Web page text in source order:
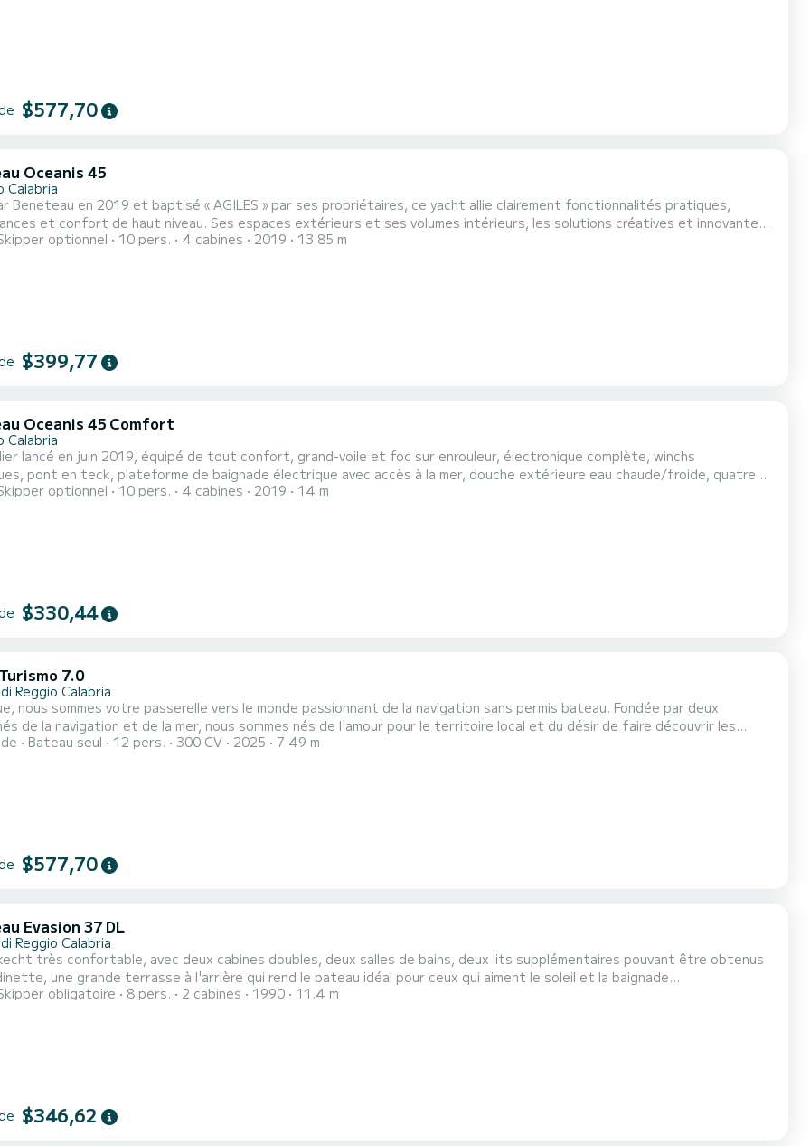
$577,70
Oceanis 45
Calabria
Beneteau en 2019 et baptisé « AGILES » par ses propriétaires, ce yacht allie clairement fonctionnalités pratiques,
et confort de haut niveau. Ses espaces extérieurs et ses volumes intérieurs, les solutions créatives et innovantes
adoptées pour le rendre plus confortable et plus facile à conduire, font de ce bateau l'un des navires les plus
optionnel 10 pers. 4 cabines 2019 13.85 m
$399,77
Oceanis 45 Comfort
Calabria
lancé en juin 2019, équipé de tout confort, grand-voile et foc sur enrouleur, électronique complète, winchs
pont en teck, plateforme de baignade électrique avec accès à la mer, douche extérieure eau chaude/froide, quatre
deux grandes salles de bains avec douche et WC électriques, cuisine avec four, micro-ondes....
optionnel 10 pers. 4 cabines 2019 14 m
$330,44
7.0
Reggio Calabria
nous sommes votre passerelle vers le monde passionnant de la navigation sans permis bateau. Fondée par deux
de la navigation et de la mer, nous sommes nés de l'amour pour le territoire local et du désir de faire découvrir les
de la Calabre et de la Sicile à tous ceux qui souhaitent vivre une expérience inoubliable en bateau pneumatique. Si vous
Bateau seul 12 pers. 300 CV 2025 7.49 m
$577,70
Evasion 37 DL
Reggio Calabria
très confortable, avec deux cabines doubles, deux salles de bains, deux lits supplémentaires pouvant être obtenus
une grande terrasse à l'arrière qui rend le bateau idéal pour ceux qui aiment le soleil et la baignade...
obligatoire 8 pers. 2 cabines 1990 11.4 m
$346,62